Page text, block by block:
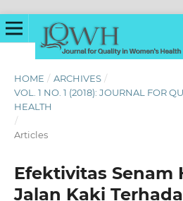
HOME / ARCHIVES /
VOL. 1 NO. 1 (2018): JOURNAL FOR
HEALTH
/
Articles
Efektivitas Senam
Jalan Kaki